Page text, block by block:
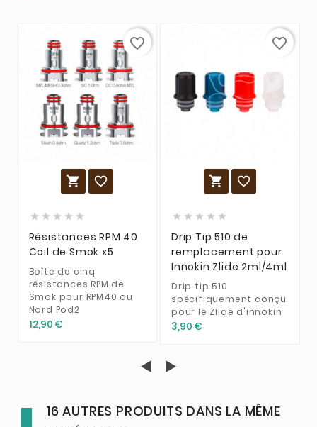
 
    
Résistances RPM 40
Coil de Smok x5
Boîte de cinq
résistances RPM de
Smok pour RPM40 ou
Nord Pod2
12,90 €
favorite_border
 
    
Drip Tip 510 de
remplacement pour
Innokin Zlide 2ml/4ml
Drip tip 510
spécifiquement conçu
pour le Zlide d'innokin
3,90 €
favorite_border
16 AUTRES PRODUITS DANS LA MÊME